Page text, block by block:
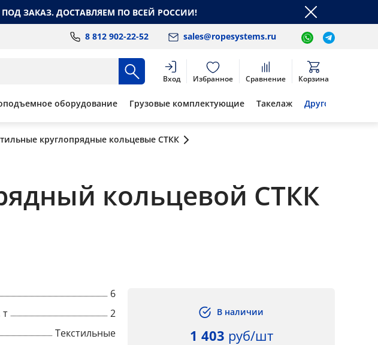
ЗАКАЗ. ДОСТАВЛЯЕМ ПО ВСЕЙ РОССИИ!
8 812 902-22-52 sales@ropesystems.ru
Вход Избранное Сравнение Корзина
оборудование Грузовые комплектующие Такелаж Другое
круглопрядные кольцевые СТКК
кольцевой СТКК
6
т
2
Текстильные
В наличии
1 403 руб/шт